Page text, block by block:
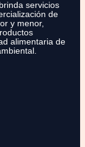
servicios
de
y menor,
alimentaria de